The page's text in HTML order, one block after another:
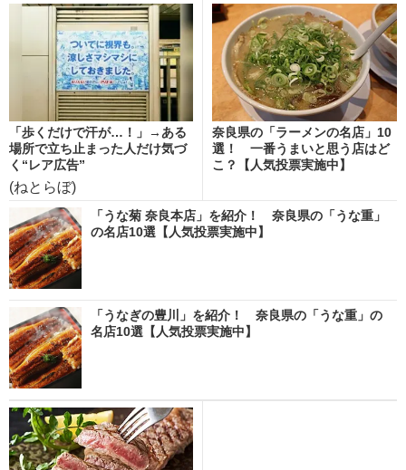
「歩くだけで汗が…！」→ある
場所で立ち止まった人だけ気づ
く“レア広告”
(ねとらぼ)
奈良県の「ラーメンの名店」10
選！ 一番うまいと思う店はど
こ？【人気投票実施中】
「うな菊 奈良本店」を紹介！ 奈良県の「うな重」
の名店10選【人気投票実施中】
「うなぎの豊川」を紹介！ 奈良県の「うな重」の
名店10選【人気投票実施中】